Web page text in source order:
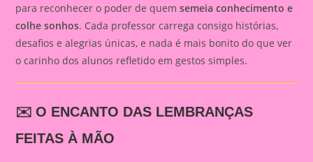
para reconhecer o poder de quemsemeia conhecimento e
colhe sonhos. Cada professor carrega consigo histórias,
desafios e alegrias únicas, e nada é mais bonito do que ver
o carinho dos alunos refletido em gestos simples.
✉️ O ENCANTO DAS LEMBRANÇAS
FEITAS À MÃO